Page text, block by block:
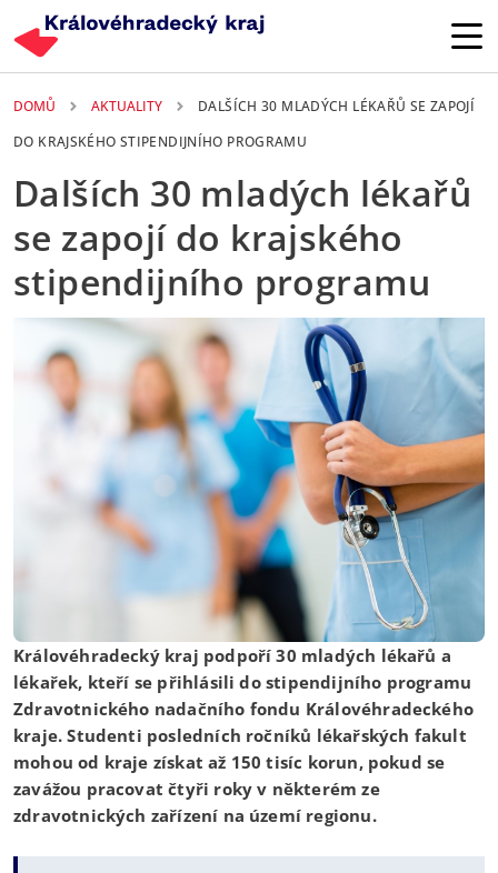
DOMŮ AKTUALITY
DALŠÍCH 30 MLADÝCH LÉKAŘŮ SE ZAPOJÍ
DO KRAJSKÉHO STIPENDIJNÍHO PROGRAMU
Dalších 30 mladých lékařů
se zapojí do krajského
stipendijního programu
22. 05. 2026
Královéhradecký kraj podpoří 30 mladých lékařů a
lékařek, kteří se přihlásili do stipendijního programu
Zdravotnického nadačního fondu Královéhradeckého
kraje. Studenti posledních ročníků lékařských fakult
mohou od kraje získat až 150 tisíc korun, pokud se
zavážou pracovat čtyři roky v některém ze
zdravotnických zařízení na území regionu.